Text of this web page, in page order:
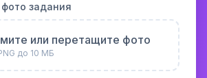
фото задания
или перетащите фото
до 10 МБ